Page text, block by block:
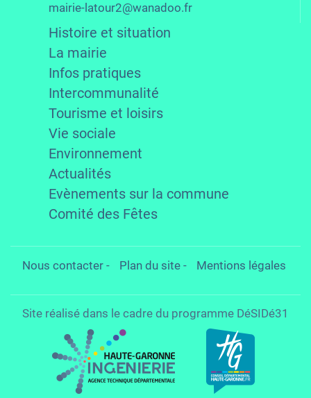
mairie-latour2@wanadoo.fr
Histoire et situation
La mairie
Infos pratiques
Intercommunalité
Tourisme et loisirs
Vie sociale
Environnement
Actualités
Evènements sur la commune
Comité des Fêtes
Nous contacter- Plan du site- Mentions légales
Site réalisé dans le cadre du programme DéSIDé31